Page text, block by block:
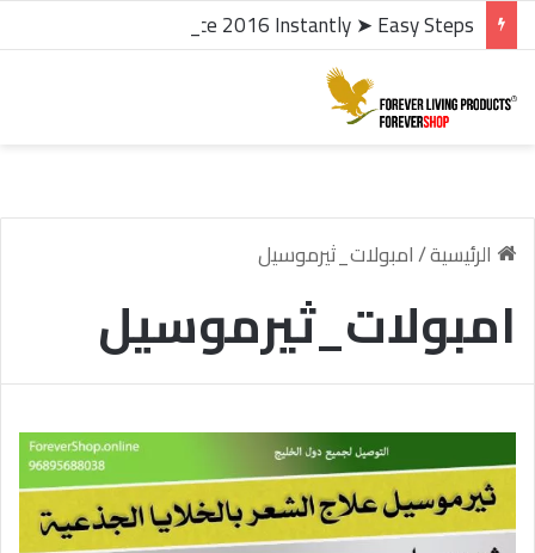
الرئيسية/امبولات_ثيرموسيل
امبولات_ثيرموسيل